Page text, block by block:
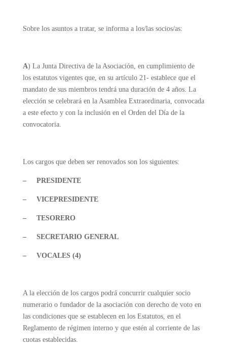
Sobre los asuntos a tratar, se informa a los/las socios/as:
A) La Junta Directiva de la Asociación, en cumplimiento de
los estatutos vigentes que, en su artículo 21- establece que el
mandato de sus miembros tendrá una duración de 4 años. La
elección se celebrará en la Asamblea Extraordinaria, convocada
a este efecto y con la inclusión en el Orden del Día de la
convocatoria.
Los cargos que deben ser renovados son los siguientes:
– PRESIDENTE
– VICEPRESIDENTE
– TESORERO
– SECRETARIO GENERAL
– VOCALES (4)
A la elección de los cargos podrá concurrir cualquier socio
numerario o fundador de la asociación con derecho de voto en
las condiciones que se establecen en los Estatutos, en el
Reglamento de régimen interno y que estén al corriente de las
cuotas establecidas.